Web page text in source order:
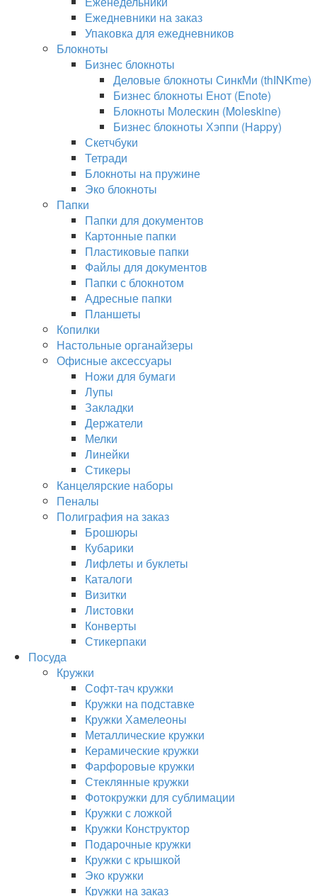
Ежедневники на заказ
Упаковка для ежедневников
Блокноты
Бизнес блокноты
Деловые блокноты СинкМи (thINKme)
Бизнес блокноты Енот (Enote)
Блокноты Молескин (Moleskine)
Бизнес блокноты Хэппи (Happy)
Скетчбуки
Тетради
Блокноты на пружине
Эко блокноты
Папки
Папки для документов
Картонные папки
Пластиковые папки
Файлы для документов
Папки с блокнотом
Адресные папки
Планшеты
Копилки
Настольные органайзеры
Офисные аксессуары
Ножи для бумаги
Лупы
Закладки
Держатели
Мелки
Линейки
Стикеры
Канцелярские наборы
Пеналы
Полиграфия на заказ
Брошюры
Кубарики
Лифлеты и буклеты
Каталоги
Визитки
Листовки
Конверты
Стикерпаки
Посуда
Кружки
Софт-тач кружки
Кружки на подставке
Кружки Хамелеоны
Металлические кружки
Керамические кружки
Фарфоровые кружки
Стеклянные кружки
Фотокружки для сублимации
Кружки с ложкой
Кружки Конструктор
Подарочные кружки
Кружки с крышкой
Эко кружки
Кружки на заказ